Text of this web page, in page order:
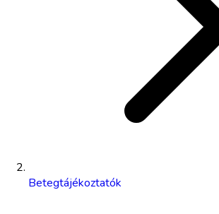
Betegtájékoztatók